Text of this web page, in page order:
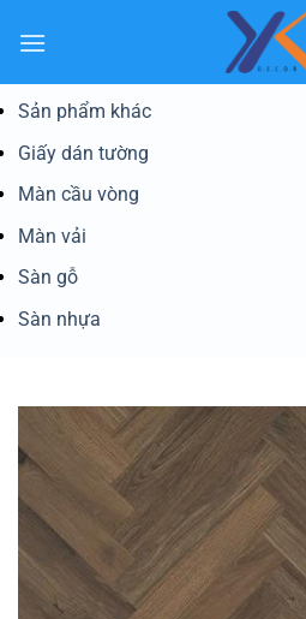
qua
dungSản phẩm khác
Giấy dán tường
Màn cầu vòng
Màn vải
Sàn gỗ
Sàn nhựa